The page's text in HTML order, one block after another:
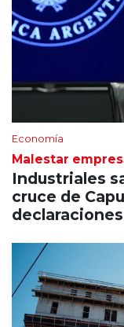
Economía
Malestar
Industriales
cruce de